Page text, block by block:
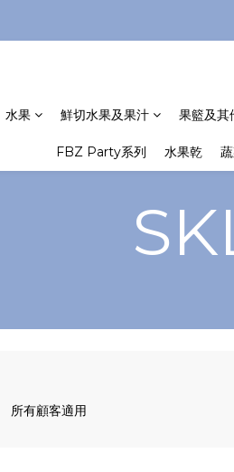
水果 鮮切水果及果汁 果籃及其
FBZ Party系列 水果乾
所有顧客適用